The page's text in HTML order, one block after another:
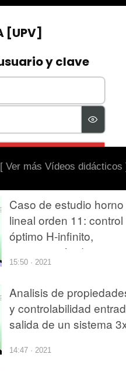
[ Ver más Vídeos didácticos
Caso de estudio horno
lineal orden 11: control
óptimo H-infinito,
comparación de
prestaciones con H2 y
15:50 · 2021
Analisis de
y controlabilidad
salida de un sistema
14:47 · 2021